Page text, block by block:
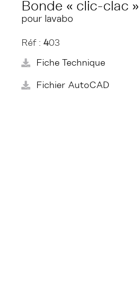
Bonde « clic-clac »
pour lavabo
Réf : 403
Fiche Technique
Fichier AutoCAD